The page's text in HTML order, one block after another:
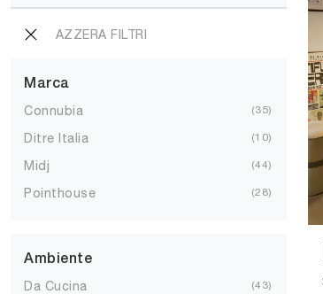
AZZERA FILTRI
Marca
Connubia 35
Ditre Italia 10
Midj 44
Pointhouse 28
Ambiente
Da Cucina 43